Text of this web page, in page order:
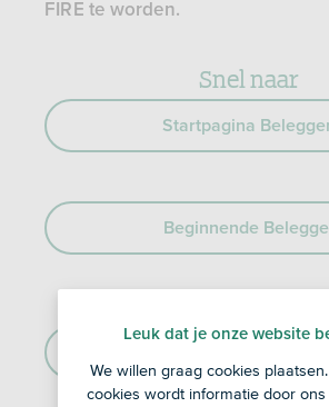
FIRE te worden.
Snel naar
Startpagina
Beginnende
Leuk dat je onze website
We willen graag cookies
cookies wordt informatie door ons